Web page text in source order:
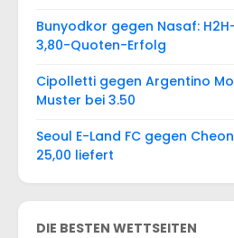
Bunyodkor gegen Nasaf:
3,80-Quoten-Erfolg
Cipolletti gegen Argentino
Muster bei 3.50
Seoul E-Land FC gegen
25,00 liefert
DIE BESTEN WETTSEITEN